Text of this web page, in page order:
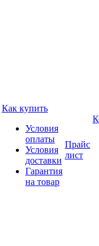
Как купить
Условия
оплаты
Условия
доставки
Гарантия
на товар
Прайс
лист